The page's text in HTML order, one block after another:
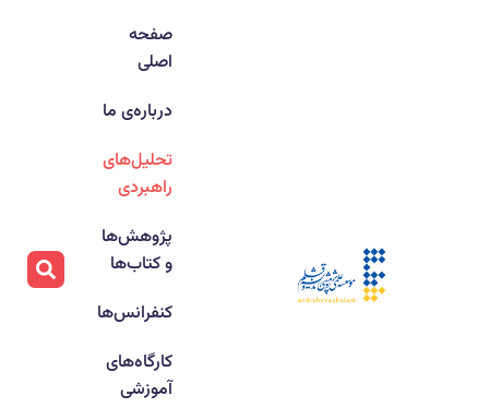
صفحه
اصلی
درباره‌ی ما
تحلیل‌های
راهبردی
پژوهش‌ها
و کتاب‌ها
کنفرانس‌ها
کارگاه‌های
آموزشی